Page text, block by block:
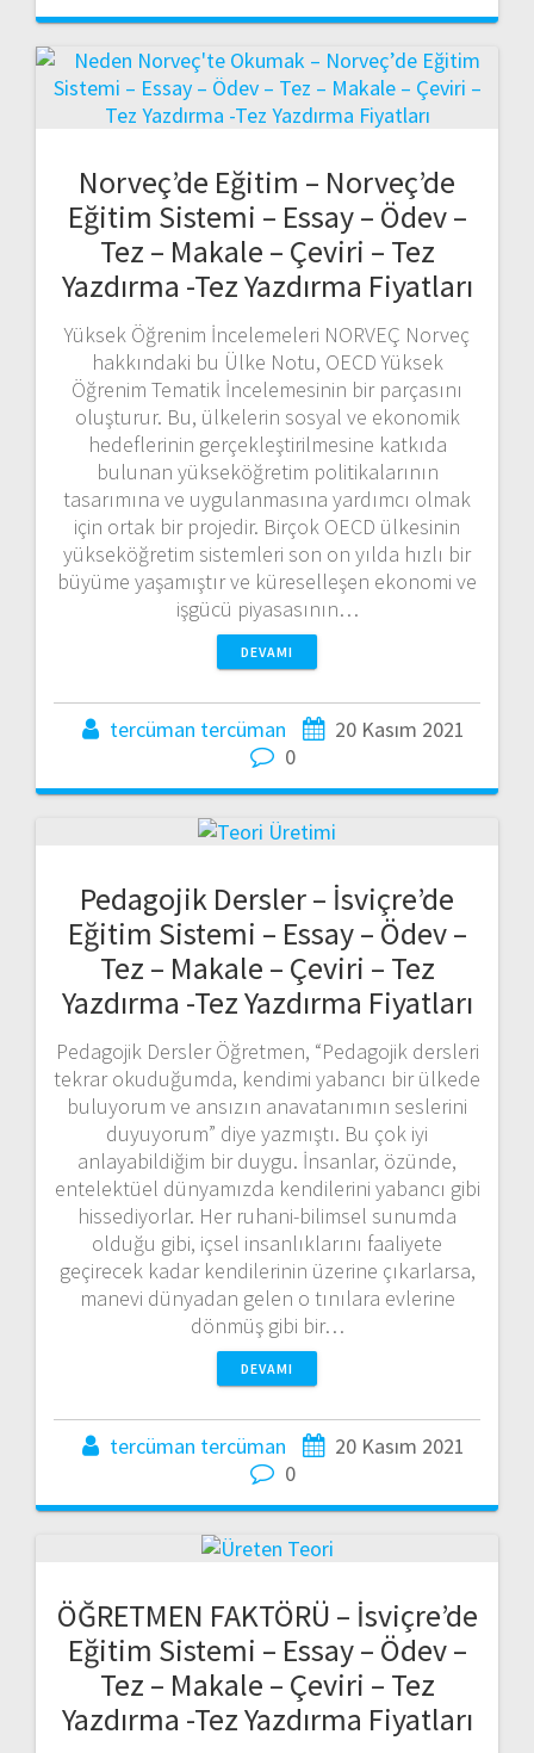
Norveç’de Eğitim – Norveç’de
Eğitim Sistemi – Essay – Ödev –
Tez – Makale – Çeviri – Tez
Yazdırma -Tez Yazdırma Fiyatları
Yüksek Öğrenim İncelemeleri NORVEÇ Norveç
hakkındaki bu Ülke Notu, OECD Yüksek
Öğrenim Tematik İncelemesinin bir parçasını
oluşturur. Bu, ülkelerin sosyal ve ekonomik
hedeflerinin gerçekleştirilmesine katkıda
bulunan yükseköğretim politikalarının
tasarımına ve uygulanmasına yardımcı olmak
için ortak bir projedir. Birçok OECD ülkesinin
yükseköğretim sistemleri son on yılda hızlı bir
büyüme yaşamıştır ve küreselleşen ekonomi ve
işgücü piyasasının…
DEVAMI
tercüman tercüman
20 Kasım 2021
0
Pedagojik Dersler – İsviçre’de
Eğitim Sistemi – Essay – Ödev –
Tez – Makale – Çeviri – Tez
Yazdırma -Tez Yazdırma Fiyatları
Pedagojik Dersler Öğretmen, “Pedagojik dersleri
tekrar okuduğumda, kendimi yabancı bir ülkede
buluyorum ve ansızın anavatanımın seslerini
duyuyorum” diye yazmıştı. Bu çok iyi
anlayabildiğim bir duygu. İnsanlar, özünde,
entelektüel dünyamızda kendilerini yabancı gibi
hissediyorlar. Her ruhani-bilimsel sunumda
olduğu gibi, içsel insanlıklarını faaliyete
geçirecek kadar kendilerinin üzerine çıkarlarsa,
manevi dünyadan gelen o tınılara evlerine
dönmüş gibi bir…
DEVAMI
tercüman tercüman
20 Kasım 2021
0
ÖĞRETMEN FAKTÖRÜ – İsviçre’de
Eğitim Sistemi – Essay – Ödev –
Tez – Makale – Çeviri – Tez
Yazdırma -Tez Yazdırma Fiyatları